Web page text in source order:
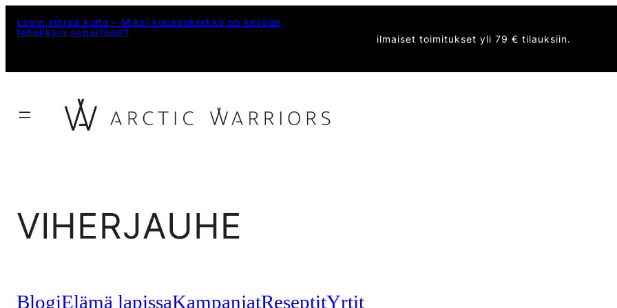
Siirry
sisältöön
Lapin vihreä kulta – Miksi kuusenkerkkä on kevään
tehokkain superfood?
ilmaiset toimitukset yli 79 € tilauksiin.
VIHERJAUHE
BlogiElämä lapissaKampanjatReseptitYrtit